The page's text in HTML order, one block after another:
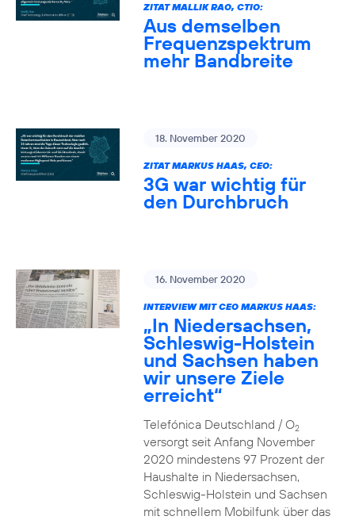
ZITAT MALLIK RAO, CTIO:
Aus demselben
Frequenzspektrum
mehr Bandbreite
18. November 2020
ZITAT MARKUS HAAS, CEO:
3G war wichtig für
den Durchbruch
16. November 2020
INTERVIEW MIT CEO MARKUS HAAS:
„In Niedersachsen,
Schleswig-Holstein
und Sachsen haben
wir unsere Ziele
erreicht“
Telefónica Deutschland / O2
versorgt seit Anfang November
2020 mindestens 97 Prozent der
Haushalte in Niedersachsen,
Schleswig-Holstein und Sachsen
mit schnellem Mobilfunk über das